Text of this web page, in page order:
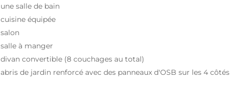
une salle de bain
cuisine équipée
salon
salle à manger
divan convertible (8 couchages au total)
abris de jardin renforcé avec des panneaux d'OSB sur les 4 côtés